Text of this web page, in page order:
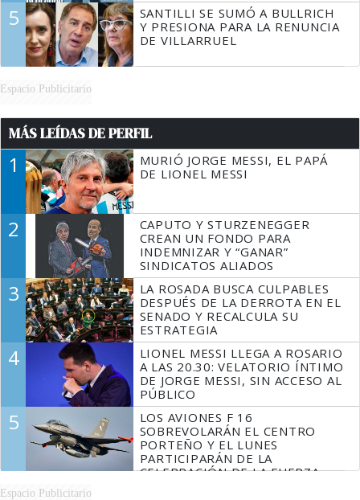
5
SANTILLI SE SUMÓ A BULLRICH
Y PRESIONA PARA LA RENUNCIA
DE VILLARRUEL
Espacio Publicitario
MÁS LEÍDAS DE PERFIL
1
MURIÓ JORGE MESSI, EL PAPÁ
DE LIONEL MESSI
2
CAPUTO Y STURZENEGGER
CREAN UN FONDO PARA
INDEMNIZAR Y “GANAR”
SINDICATOS ALIADOS
3
LA ROSADA BUSCA CULPABLES
DESPUÉS DE LA DERROTA EN EL
SENADO Y RECALCULA SU
ESTRATEGIA
4
LIONEL MESSI LLEGA A ROSARIO
A LAS 20.30: VELATORIO ÍNTIMO
DE JORGE MESSI, SIN ACCESO AL
PÚBLICO
5
LOS AVIONES F 16
SOBREVOLARÁN EL CENTRO
PORTEÑO Y EL LUNES
PARTICIPARÁN DE LA
CELEBRACIÓN DE LA FUERZA
Espacio Publicitario